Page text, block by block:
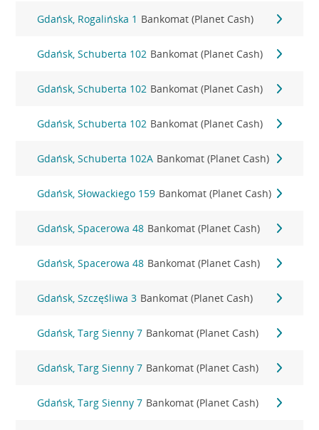
Gdańsk, Rogalińska 1 Bankomat (Planet Cash)
Gdańsk, Schuberta 102 Bankomat (Planet Cash)
Gdańsk, Schuberta 102 Bankomat (Planet Cash)
Gdańsk, Schuberta 102 Bankomat (Planet Cash)
Gdańsk, Schuberta 102A Bankomat (Planet Cash)
Gdańsk, Słowackiego 159 Bankomat (Planet Cash)
Gdańsk, Spacerowa 48 Bankomat (Planet Cash)
Gdańsk, Spacerowa 48 Bankomat (Planet Cash)
Gdańsk, Szczęśliwa 3 Bankomat (Planet Cash)
Gdańsk, Targ Sienny 7 Bankomat (Planet Cash)
Gdańsk, Targ Sienny 7 Bankomat (Planet Cash)
Gdańsk, Targ Sienny 7 Bankomat (Planet Cash)